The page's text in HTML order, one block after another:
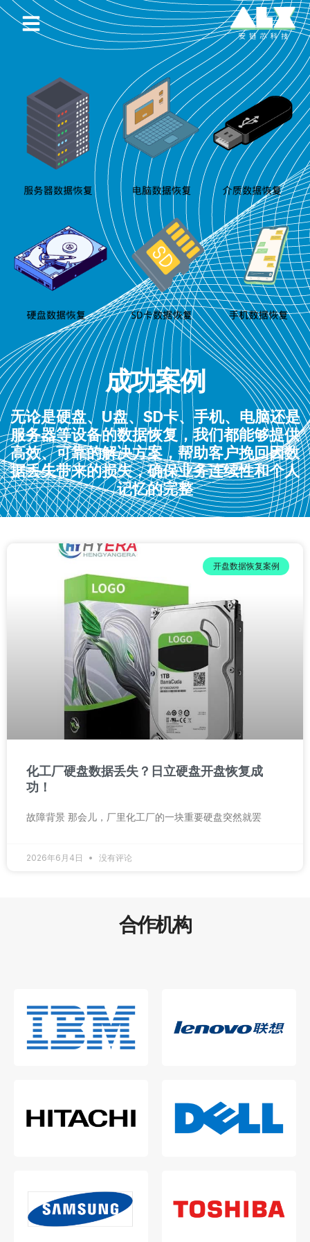
成功案例
无论是硬盘、U盘、SD卡、手机、电脑还是
服务器等设备的数据恢复，我们都能够提供
高效、可靠的解决方案，帮助客户挽回因数
据丢失带来的损失，确保业务连续性和个人
记忆的完整
开盘数据恢复案例
化工厂硬盘数据丢失？日立硬盘开盘恢复成
功！
故障背景 那会儿，厂里化工厂的一块重要硬盘突然就罢
2026年6月4日 没有评论
合作机构